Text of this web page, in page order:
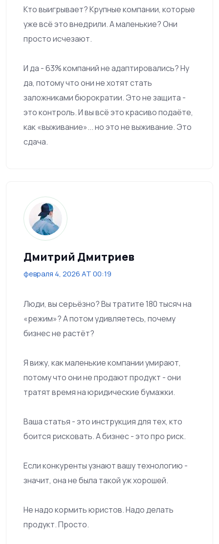
Кто выигрывает? Крупные компании, которые
уже всё это внедрили. А маленькие? Они
просто исчезают.
И да - 63% компаний не адаптировались? Ну
да, потому что они не хотят стать
заложниками бюрократии. Это не защита -
это контроль. И вы всё это красиво подаёте,
как «выживание»... но это не выживание. Это
сдача.
Дмитрий Дмитриев
февраля 4, 2026 AT 00:19
Люди, вы серьёзно? Вы тратите 180 тысяч на
«режим»? А потом удивляетесь, почему
бизнес не растёт?
Я вижу, как маленькие компании умирают,
потому что они не продают продукт - они
тратят время на юридические бумажки.
Ваша статья - это инструкция для тех, кто
боится рисковать. А бизнес - это про риск.
Если конкуренты узнают вашу технологию -
значит, она не была такой уж хорошей.
Не надо кормить юристов. Надо делать
продукт. Просто.